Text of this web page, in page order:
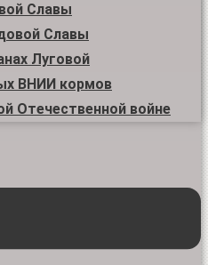
Славы
Славы
Луговой
ВНИИ кормов
Отечественной войне